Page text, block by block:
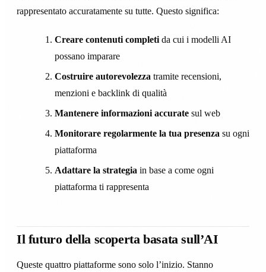
rappresentato accuratamente su tutte. Questo significa:
Creare contenuti completi da cui i modelli AI
possano imparare
Costruire autorevolezza tramite recensioni,
menzioni e backlink di qualità
Mantenere informazioni accurate sul web
Monitorare regolarmente la tua presenza su ogni
piattaforma
Adattare la strategia in base a come ogni
piattaforma ti rappresenta
Il futuro della scoperta basata sull’AI
Queste quattro piattaforme sono solo l’inizio. Stanno